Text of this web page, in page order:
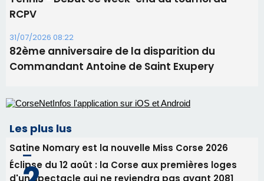
Les plus lus
Satine Nomary est la nouvelle Miss Corse 2026
Éclipse du 12 août : la Corse aux premières loges
d'un spectacle qui ne reviendra pas avant 2081
profiter pleinement du spectacle ?
consommation en recul dans les restaurants
La gendarmerie alerte les restaurateurs corses
face à une nouvelle escroquerie au faux vendeur de
vin